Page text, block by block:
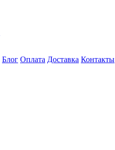
Блог Оплата Доставка Контакты